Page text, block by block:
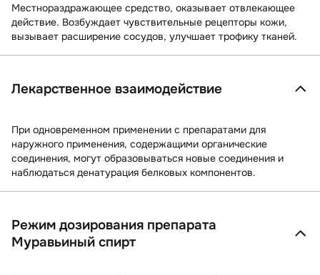
Местнораздражающее средство, оказывает отвлекающее
действие. Возбуждает чувствительные рецепторы кожи,
вызывает расширение сосудов, улучшает трофику тканей.
Лекарственное взаимодействие
При одновременном применении с препаратами для
наружного применения, содержащими органические
соединения, могут образовываться новые соединения и
наблюдаться денатурация белковых компонентов.
Режим дозирования препарата
Муравьиный спирт